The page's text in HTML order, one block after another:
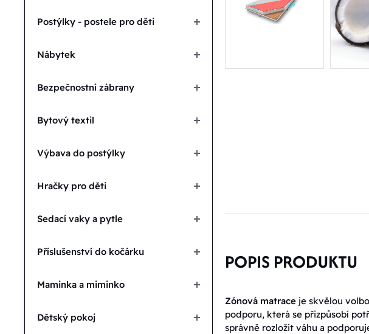
Postýlky - postele pro děti
Nábytek
Bezpečnostní zábrany
Bytový textil
Výbava do postýlky
Hračky pro děti
Sedací vaky a pytle
Příslušenství do kočárku
Maminka a miminko
Dětský pokoj
POPIS PRODUKTU
Zónová matrace je skvělou
podporu, která se přizpůsobí
správně rozložit váhu a